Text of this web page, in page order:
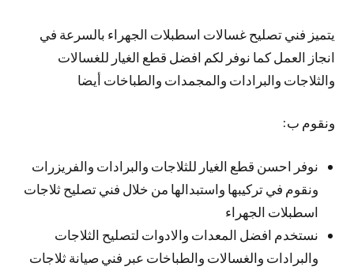
يتميز فني تصليح غسالات اسطبلات الجهراء بالسرعة في
انجاز العمل كما نوفر لكم افضل قطع الغيار للغسالات
والثلاجات والبرادات والمجمدات والطباخات أيضا
ونقوم ب:
نوفر احسن قطع الغيار للثلاجات والبرادات والفريزرات
ونقوم في تركيبها واستبدالها من خلال فني تصليح ثلاجات
اسطبلات الجهراء
نستخدم افضل المعدات والادوات لتصليح الثلاجات
والبرادات والغسالات والطباخات عبر فني صيانة ثلاجات